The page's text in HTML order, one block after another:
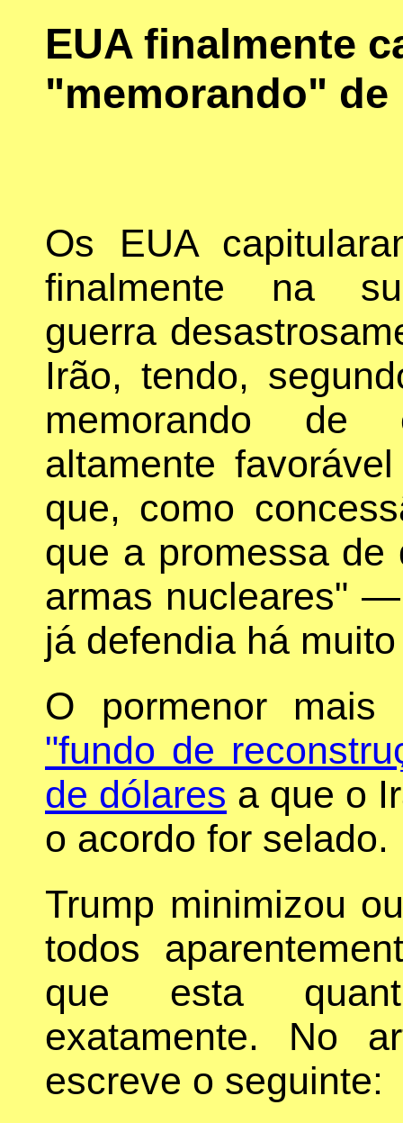
EUA finalmente
"memorando" de
Os EUA
finalmente na
guerra
Irão, tendo,
memorando de
altamente
que, como
que a promessa
armas nucleares"
já defendia há
O pormenor
"fundo de
de dólares a que o
o acordo for selado.
Trump minimizou
todos
que esta
exatamente. No
escreve o seguinte: